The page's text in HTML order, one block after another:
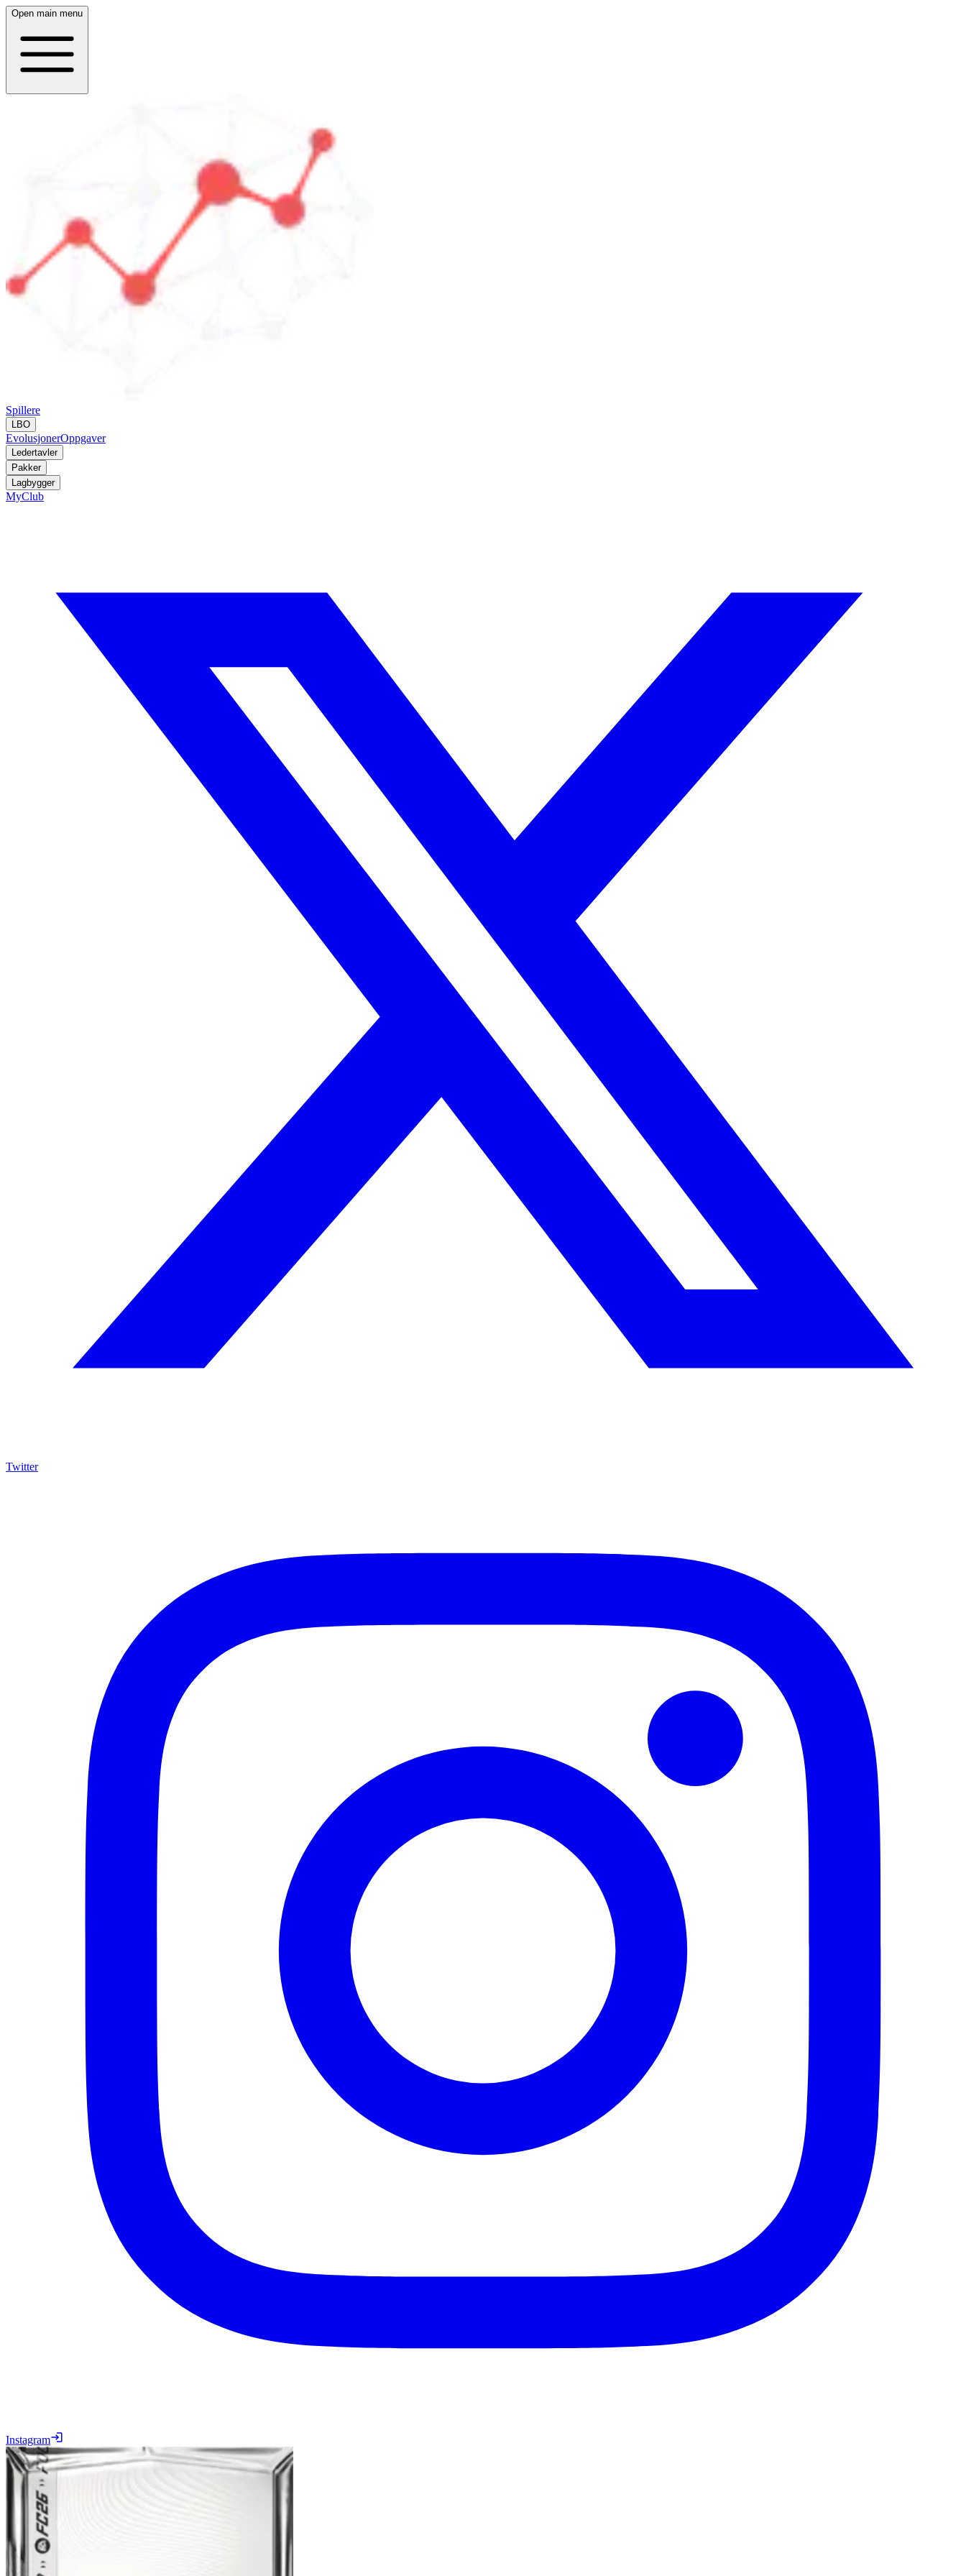
Open main menu
Spillere
LBO
EvolusjonerOppgaver
Ledertavler
Pakker
Lagbygger
MyClub
Twitter
Instagram